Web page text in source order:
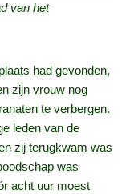
van het
had gevonden,
zijn vrouw nog
te verbergen.
leden van de
zij terugkwam was
was
acht uur moest